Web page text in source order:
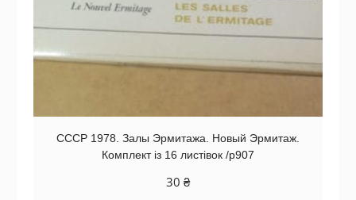
СССР 1978. Залы Эрмитажа. Новый Эрмитаж.
Комплект із 16 листівок /р907
30 ₴